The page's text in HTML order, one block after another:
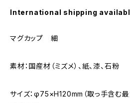
International shipping
マグカップ 細
素材：国産材（ミズメ）、紙、漆、石粉
サイズ：φ75×H120mm（取っ手含む最